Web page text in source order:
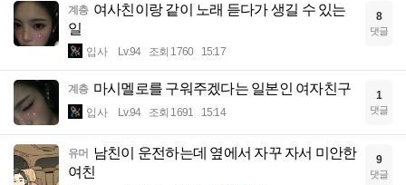
계층 여사친이랑 같이 노래 듣다가 생길 수 있는
일
입사 Lv.94 조회 1760 15:17
8
댓글
계층 마시멜로를 구워주겠다는 일본인 여자친구
입사 Lv.94 조회 1691 15:14
1
댓글
유머 남친이 운전하는데 옆에서 자꾸 자서 미안한
여친
9
댓글